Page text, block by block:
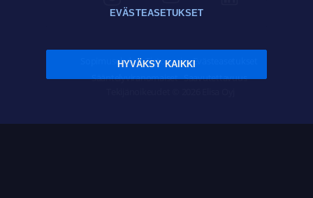
Sopimusehdot Tietosuoja Evästeasetukset
Sääntelyviranomaiset Saavutettavuus
EVÄSTEASETUKSET
HYVÄKSY KAIKKI